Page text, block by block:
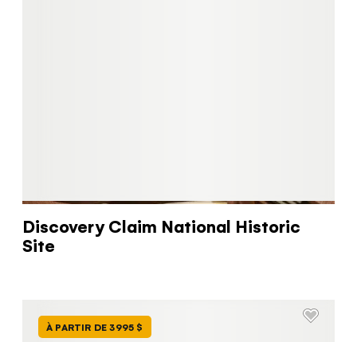
Discovery Claim National Historic
Site
À PARTIR DE 3995 $